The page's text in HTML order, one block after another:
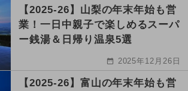
【2025-26】山梨の年末年始も営
業！一日中親子で楽しめるスーパ
ー銭湯＆日帰り温泉5選
2025年12月26日
【2025-26】富山の年末年始も営